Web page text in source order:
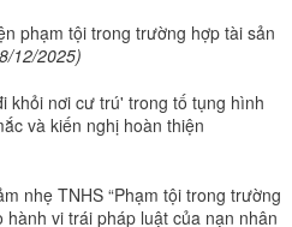
phạm tội trong trường hợp tài sản
12/2025)
khỏi nơi cư trú' trong tố tụng hình
và kiến nghị hoàn thiện
nhẹ TNHS “Phạm tội trong trường
vi trái pháp luật của nạn nhân